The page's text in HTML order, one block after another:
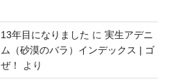
年目になりました に 実生アデニ
（砂漠のバラ）インデックス | ゴ
！
より